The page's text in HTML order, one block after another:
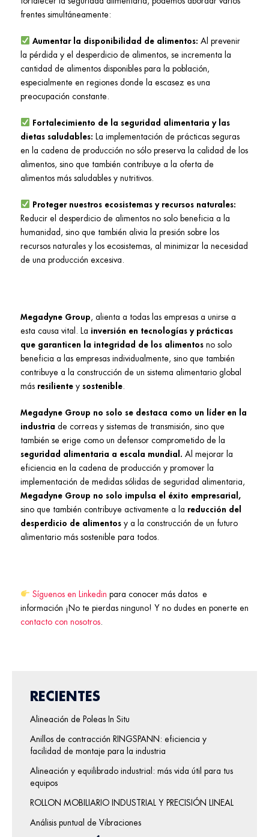
frentes simultáneamente:
Aumentar la disponibilidad de alimentos: Al prevenir
la pérdida y el desperdicio de alimentos, se incrementa la
cantidad de alimentos disponibles para la población,
especialmente en regiones donde la escasez es una
preocupación constante.
Fortalecimiento de la seguridad alimentaria y las
dietas saludables: La implementación de prácticas seguras
en la cadena de producción no sólo preserva la calidad de los
alimentos, sino que también contribuye a la oferta de
alimentos más saludables y nutritivos.
Proteger nuestros ecosistemas y recursos naturales:
Reducir el desperdicio de alimentos no solo beneficia a la
humanidad, sino que también alivia la presión sobre los
recursos naturales y los ecosistemas, al minimizar la necesidad
de una producción excesiva.
Megadyne Group , alienta a todas las empresas a unirse a
esta causa vital. La inversión en tecnologías y prácticas
que garanticen la integridad de los alimentos no solo
beneficia a las empresas individualmente, sino que también
contribuye a la construcción de un sistema alimentario global
más resiliente y sostenible
Megadyne Group no solo se destaca como un líder en la
industria de correas y sistemas de transmisión, sino que
también se erige como un defensor comprometido de la
seguridad alimentaria a escala mundial. Al mejorar la
eficiencia en la cadena de producción y promover la
implementación de medidas sólidas de seguridad alimentaria,
Megadyne Group no solo impulsa el éxito empresarial,
sino que también contribuye activamente a la reducción del
desperdicio de alimentos y a la construcción de un futuro
alimentario más sostenible para todos.
Síguenos en Linkedin para conocer más datos e
información ¡No te pierdas ninguno! Y no dudes en ponerte en
contacto con nosotros
RECIENTES
Alineación de Poleas In Situ
Anillos de contracción RINGSPANN: eficiencia y
facilidad de montaje para la industria
Alineación y equilibrado industrial: más vida útil para tus
equipos
ROLLON MOBILIARIO INDUSTRIAL Y PRECISIÓN LINEAL
Análisis puntual de Vibraciones